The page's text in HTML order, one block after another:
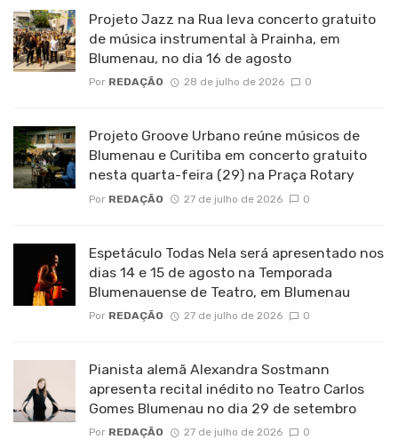
Projeto Jazz na Rua leva concerto gratuito
de música instrumental à Prainha, em
Blumenau, no dia 16 de agosto
Por REDAÇÃO 28 de julho de 2026 0
Projeto Groove Urbano reúne músicos de
Blumenau e Curitiba em concerto gratuito
nesta quarta-feira (29) na Praça Rotary
Por REDAÇÃO 27 de julho de 2026 0
Espetáculo Todas Nela será apresentado nos
dias 14 e 15 de agosto na Temporada
Blumenauense de Teatro, em Blumenau
Por REDAÇÃO 27 de julho de 2026 0
Pianista alemã Alexandra Sostmann
apresenta recital inédito no Teatro Carlos
Gomes Blumenau no dia 29 de setembro
Por REDAÇÃO 27 de julho de 2026 0